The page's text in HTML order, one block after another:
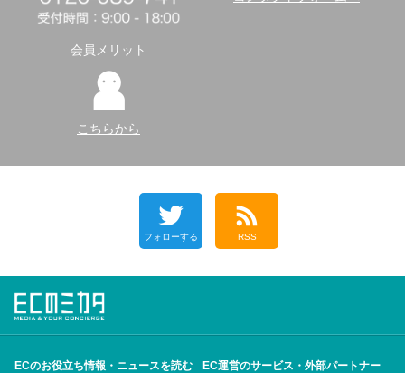
会員メリット
こちらから
フォローする RSS
ECのお役立ち情報・ニュースを読む
EC運営のサービス・外部パートナー